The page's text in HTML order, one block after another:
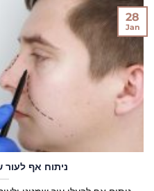
ניתוח אף לעור
28
Jan